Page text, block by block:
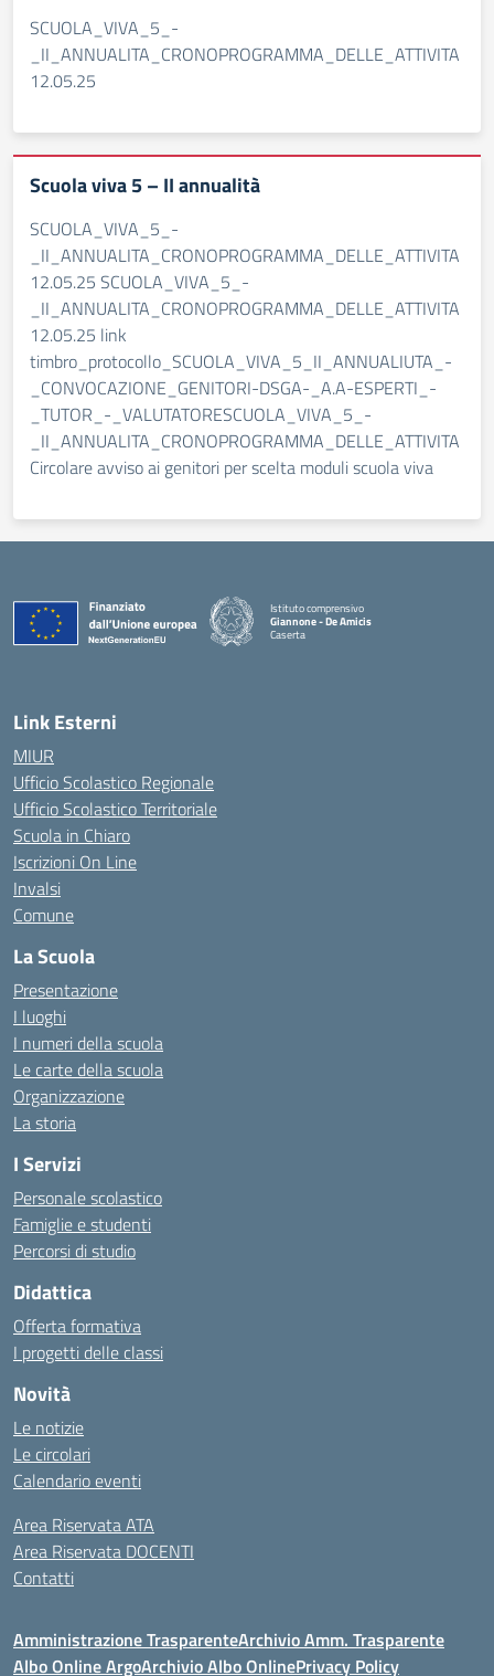
SCUOLA_VIVA_5_-
_II_ANNUALITA_CRONOPROGRAMMA_DELLE_ATTIVITA
12.05.25
Scuola viva 5 – II annualità
SCUOLA_VIVA_5_-
_II_ANNUALITA_CRONOPROGRAMMA_DELLE_ATTIVITA
12.05.25 SCUOLA_VIVA_5_-
_II_ANNUALITA_CRONOPROGRAMMA_DELLE_ATTIVITA
12.05.25 link
timbro_protocollo_SCUOLA_VIVA_5_II_ANNUALIUTA_-
_CONVOCAZIONE_GENITORI-DSGA-_A.A-ESPERTI_-
_TUTOR_-_VALUTATORESCUOLA_VIVA_5_-
_II_ANNUALITA_CRONOPROGRAMMA_DELLE_ATTIVITA
Circolare avviso ai genitori per scelta moduli scuola viva
Istituto comprensivo
Giannone - De Amicis
Caserta
Link Esterni
MIUR
Ufficio Scolastico Regionale
Ufficio Scolastico Territoriale
Scuola in Chiaro
Iscrizioni On Line
Invalsi
Comune
La Scuola
Presentazione
I luoghi
I numeri della scuola
Le carte della scuola
Organizzazione
La storia
I Servizi
Personale scolastico
Famiglie e studenti
Percorsi di studio
Didattica
Offerta formativa
I progetti delle classi
Novità
Le notizie
Le circolari
Calendario eventi
Area Riservata ATA
Area Riservata DOCENTI
Contatti
Amministrazione TrasparenteArchivio Amm. Trasparente
Albo Online ArgoArchivio Albo OnlinePrivacy Policy